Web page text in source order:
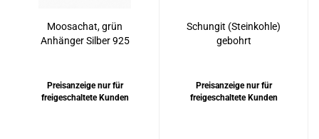
Moosachat, grün
Anhänger Silber 925
Preisanzeige nur für
freigeschaltete Kunden
Schungit (Steinkohle)
gebohrt
Preisanzeige nur für
freigeschaltete Kunden